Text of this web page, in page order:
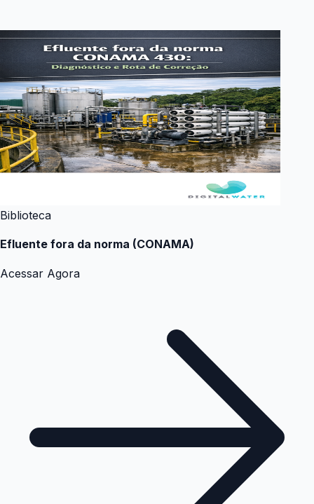
Biblioteca
Efluente fora da norma (CONAMA)
Acessar Agora